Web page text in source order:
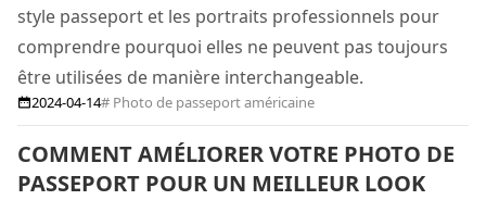
style passeport et les portraits professionnels pour
comprendre pourquoi elles ne peuvent pas toujours
être utilisées de manière interchangeable.
2024-04-14# Photo de passeport américaine
COMMENT AMÉLIORER VOTRE PHOTO DE
PASSEPORT POUR UN MEILLEUR LOOK